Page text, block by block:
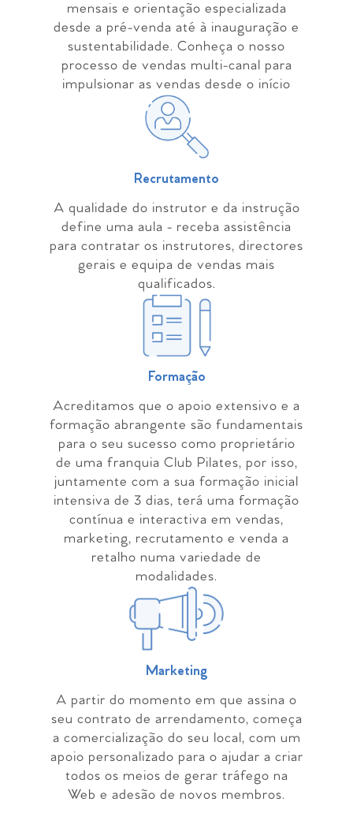
mensais e orientação especializada
desde a pré-venda até à inauguração e
sustentabilidade. Conheça o nosso
processo de vendas multi-canal para
impulsionar as vendas desde o início
Recrutamento
A qualidade do instrutor e da instrução
define uma aula - receba assistência
para contratar os instrutores, directores
gerais e equipa de vendas mais
qualificados.
Formação
Acreditamos que o apoio extensivo e a
formação abrangente são fundamentais
para o seu sucesso como proprietário
de uma franquia Club Pilates, por isso,
juntamente com a sua formação inicial
intensiva de 3 dias, terá uma formação
contínua e interactiva em vendas,
marketing, recrutamento e venda a
retalho numa variedade de
modalidades.
Marketing
A partir do momento em que assina o
seu contrato de arrendamento, começa
a comercialização do seu local, com um
apoio personalizado para o ajudar a criar
todos os meios de gerar tráfego na
Web e adesão de novos membros.